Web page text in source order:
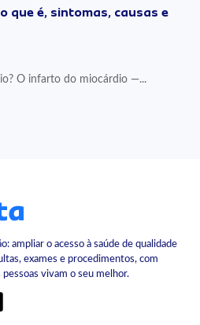
que é, sintomas, causas e
O infarto do miocárdio —...
ampliar o acesso à saúde de qualidade
exames e procedimentos, com
vivam o seu melhor.